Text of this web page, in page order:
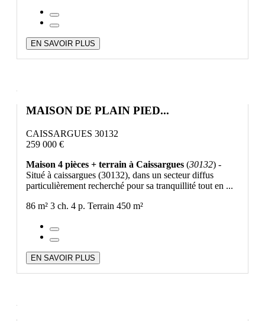
EN SAVOIR PLUS
MAISON DE PLAIN PIED...
CAISSARGUES 30132
259 000 €
Maison 4 pièces + terrain à Caissargues (30132) -
Situé à caissargues (30132), dans un secteur diffus
particulièrement recherché pour sa tranquillité tout en ...
86 m² 3 ch. 4 p. Terrain 450 m²
EN SAVOIR PLUS